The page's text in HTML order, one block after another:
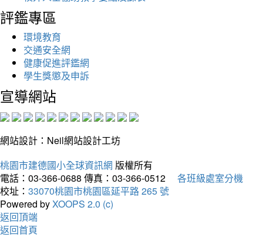
評鑑專區
環境教育
交通安全網
健康促進評鑑網
學生獎懲及申訴
宣導網站
網站設計：Neil網站設計工坊
桃園市建德國小全球資訊網 版權所有
電話：03-366-0688 傳真：03-366-0512
各班級處室分機
校址： 33070桃園市桃園區延平路 265 號
Powered byXOOPS 2.0 (c)
返回頂端
返回首頁